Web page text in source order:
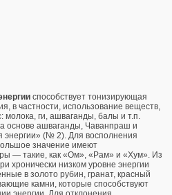
способствует тонизирующая
в частности, использование веществ,
ги, ашваганды, балы и т.п.
основе ашваганды, Чаванпраш и
энергии» (№ 2). Для восполнения
значение имеют
— такие, как «Ом», «Рам» и «Хум». Из
хронически низком уровне энергии
в золото рубин, гранат, красный
камни, которые способствуют